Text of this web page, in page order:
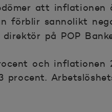
att inflationen
förblir sannolikt
direktör på POP
och inflationen